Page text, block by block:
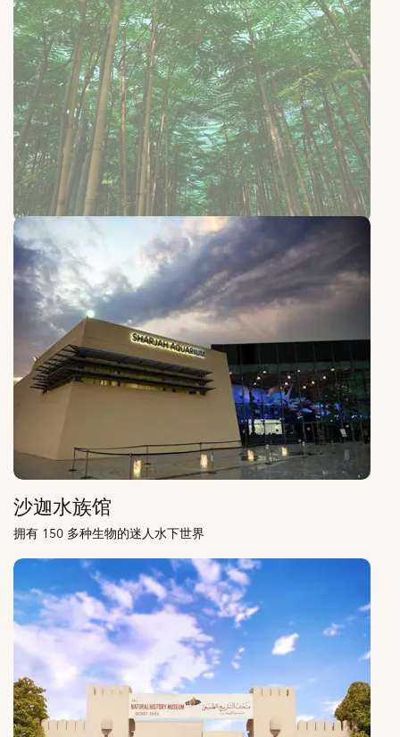
Shajar
一个适合家庭的自然目的地，融合绿色景观、探索与学习体验。
沙迦水族馆
拥有 150 多种生物的迷人水下世界